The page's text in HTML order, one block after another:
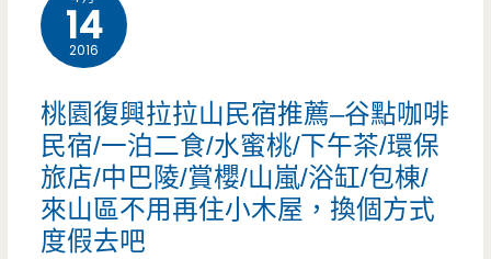
鞦
韆/
遊
戲
室/
文
龍
公
車，
陪
你
宜
蘭
冬
山
民
宿
14
2016
桃園復興拉拉山民宿推薦–谷點咖啡
民宿/一泊二食/水蜜桃/下午茶/環保
旅店/中巴陵/賞櫻/山嵐/浴缸/包棟/
來山區不用再住小木屋，換個方式
度假去吧